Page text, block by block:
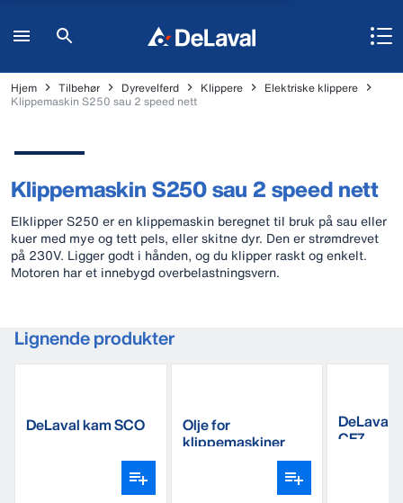
Hjem Tilbehør Dyrevelferd Klippere
Elektriske klippere
Klippemaskin S250 sau 2 speed nett
Klippemaskin S250 sau 2 speed nett
Elklipper S250 er en klippemaskin beregnet til bruk på sau eller
kuer med mye og tett pels, eller skitne dyr. Den er strømdrevet
på 230V. Ligger godt i hånden, og du klipper raskt og enkelt.
Motoren har et innebygd overbelastningsvern.
Lignende produkter
DeLaval kam SCO Olje for
klippemaskiner
DeLaval
CF7